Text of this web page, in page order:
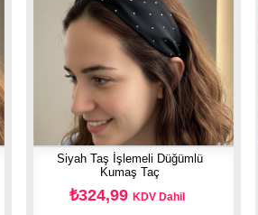
Siyah Taş İşlemeli Düğümlü
Kumaş Taç
₺324,99KDV Dahil